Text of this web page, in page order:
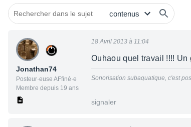
Jonathan74
Posteur·euse AFfiné·e
Membre depuis 19 ans
18 Avril 2013 à 11:04
Ouhaou quel travail !!!! Un
Sonorisation subaquatique, c'est
signaler